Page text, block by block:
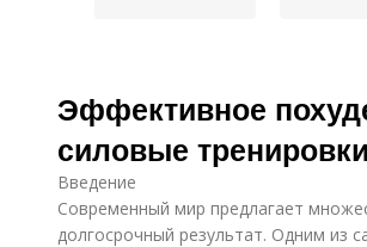
женщин
тренировочному
плану
Эффективное
силовые тренировки
Введение
Современный мир предлагает
долгосрочный результат. Одним из